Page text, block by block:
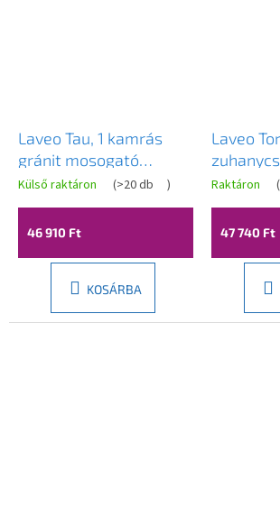
Laveo Tau, 1 kamrás
gránit mosogató
570x500x215 mm, bézs,
LAV-SBT_410Y
Külső raktáron (>20 db )
46 910 Ft
KOSÁRBA
Laveo
matt,
Raktáron (
47 740 Ft